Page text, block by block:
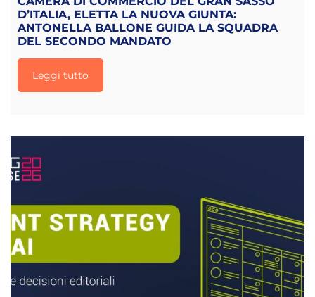
D’ITALIA, ELETTA LA NUOVA GIUNTA:
ANTONELLA BALLONE GUIDA LA SQUADRA
DEL SECONDO MANDATO
Leggi tutto